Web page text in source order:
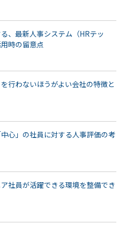
、最新人事システム（HRテッ
時の留意点
を行わないほうがよい会社の特徴と
心」の社員に対する人事評価の考
社員が活躍できる環境を整備でき